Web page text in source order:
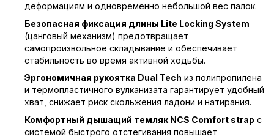
деформациям и одновременно небольшой вес палок.
Безопасная фиксация длины Lite Locking System
(цанговый механизм) предотвращает
самопроизвольное складывание и обеспечивает
стабильность во время активной ходьбы.
Эргономичная рукоятка Dual Tech из полипропилена
и термопластичного вулканизата гарантирует удобный
хват, снижает риск скольжения ладони и натирания.
Комфортный дышащий темляк NCS Comfort strap с
системой быстрого отстегивания повышает